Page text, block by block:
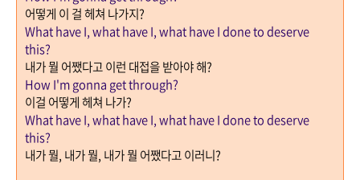
어떻게 이 걸 헤쳐 나가지?
What have I, what have I, what have I done to deserve
this?
내가 뭘 어쨌다고 이런 대접을 받아야 해?
How I'm gonna get through?
이걸 어떻게 헤쳐 나가?
What have I, what have I, what have I done to deserve
this?
내가 뭘, 내가 뭘, 내가 뭘 어쨌다고 이러니?